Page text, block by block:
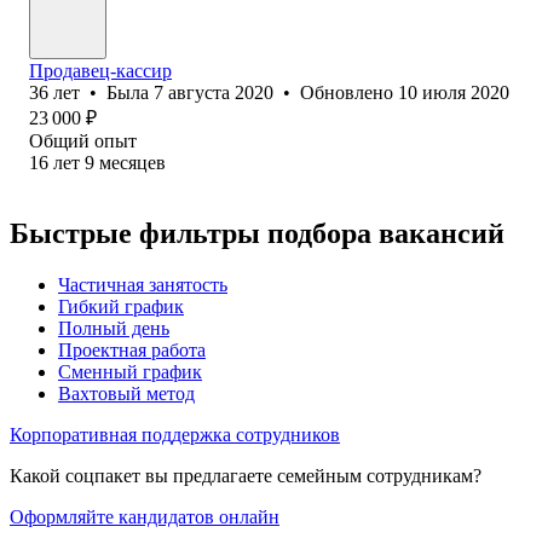
Продавец-кассир
36 лет • Была 7 августа 2020 • Обновлено 10 июля 2020
23 000 ₽
Общий опыт
16 лет 9 месяцев
Быстрые фильтры подбора вакансий
Частичная занятость
Гибкий график
Полный день
Проектная работа
Сменный график
Вахтовый метод
Корпоративная поддержка сотрудников
Какой соцпакет вы предлагаете семейным сотрудникам?
Оформляйте кандидатов онлайн